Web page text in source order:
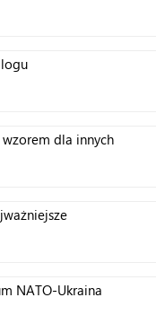
wzorem dla innych
NATO-Ukraina